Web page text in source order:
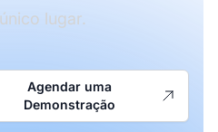
lugar.
Agendar uma
Demonstração